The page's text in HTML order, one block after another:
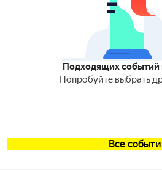
Подходящих событий
Попробуйте выбрать
Все